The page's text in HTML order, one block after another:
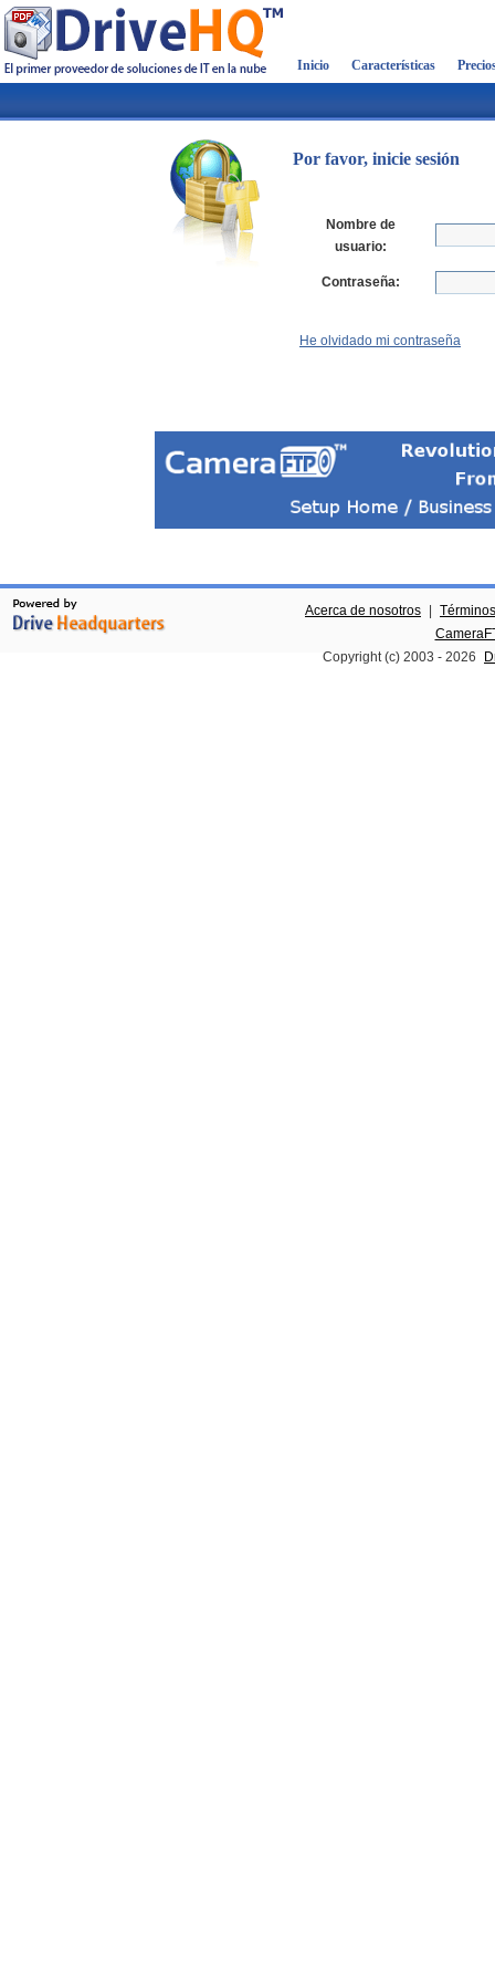
Inicio Características
Por favor, inicie sesión
Nombre de
usuario:
Contraseña:
He olvidado mi contraseña
Acerca de nosotros
Copyright (c) 2003 - 2026